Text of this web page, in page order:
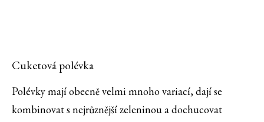
Cuketová polévka
Polévky mají obecně velmi mnoho variací, dají se
kombinovat s nejrůznější zeleninou a dochucovat